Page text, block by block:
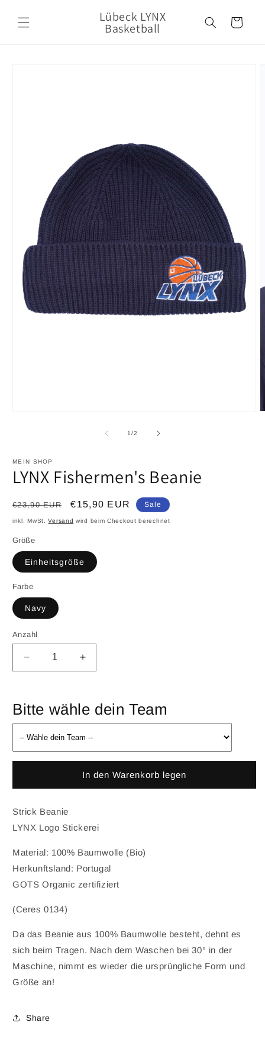
Inhalt
Lübeck LYNX
Basketball Warenkorb
1/von
2
MEIN SHOP
LYNX Fishermen's Beanie
Normaler
Preis
€23,90 EUR Verkaufspreis
€15,90 EUR Sale
inkl. MwSt.Versand wird beim Checkout berechnet
Größe
Einheitsgröße
Farbe
Navy
Anzahl
Verringere
die
LYNX
Fishermen&#39;s
Beanie
Erhöhe
die
LYNX
Fishermen&#39;s
Beanie
Bitte wähle dein Team
In den Warenkorb legen
Strick Beanie
LYNX Logo Stickerei
Material: 100% Baumwolle (Bio)
Herkunftsland: Portugal
GOTS Organic zertifiziert
(Ceres 0134)
Da das Beanie aus 100% Baumwolle besteht, dehnt es
sich beim Tragen. Nach dem Waschen bei 30° in der
Maschine, nimmt es wieder die ursprüngliche Form und
Größe an!
Share